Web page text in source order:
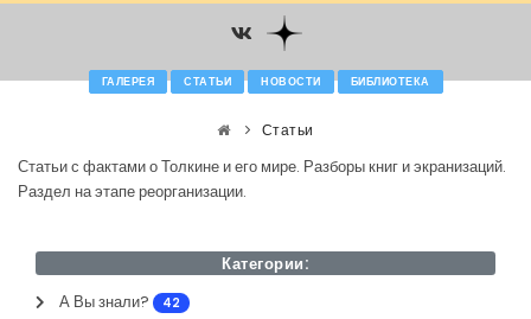
ГАЛЕРЕЯ СТАТЬИ НОВОСТИ БИБЛИОТЕКА
Статьи
Статьи с фактами о Толкине и его мире. Разборы книг и экранизаций.
Раздел на этапе реорганизации.
Категории:
А Вы знали?
42